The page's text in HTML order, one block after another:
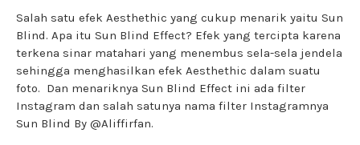
Salah satu efek Aesthethic yang cukup menarik yaitu Sun
Blind. Apa itu Sun Blind Effect? Efek yang tercipta karena
terkena sinar matahari yang menembus sela-sela jendela
sehingga menghasilkan efek Aesthethic dalam suatu
foto. Dan menariknya Sun Blind Effect ini ada filter
Instagram dan salah satunya nama filter Instagramnya
Sun Blind By @Aliffirfan.